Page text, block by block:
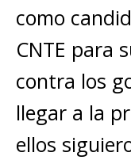
como
CNTE para
contra los
llegar a la
ellos